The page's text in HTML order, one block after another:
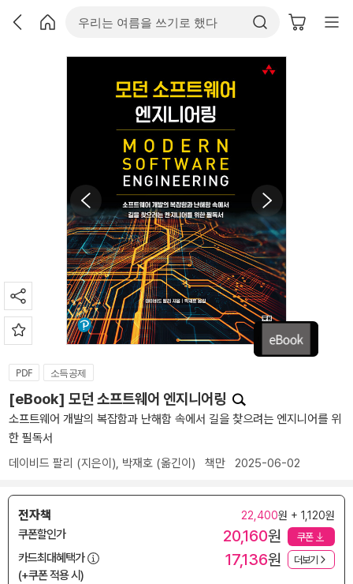
PDF 소득공제
[eBook] 모던 소프트웨어 엔지니어링
소프트웨어 개발의 복잡함과 난해함 속에서 길을 찾으려는 엔지니어를 위
한 필독서
데이비드 팔리 (지은이), 박재호 (옮긴이) 책만 2025-06-02
전자책 22,400원 + 1,120원
쿠폰할인가 20,160원 쿠폰
카드최대혜택가
(+쿠폰 적용 시)
17,136원 더보기